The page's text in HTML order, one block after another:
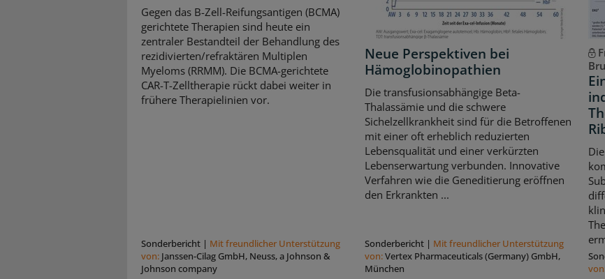
Gegen das B-Zell-Reifungsantigen (BCMA)
gerichtete Therapien sind heute ein
zentraler Bestandteil der Behandlung des
rezidivierten/refraktären Multiplen
Myeloms (RRMM). Die BCMA-gerichtete
CAR-T-Zelltherapie rückt dabei weiter in
frühere Therapielinien vor.
Sonderbericht | Mit freundlicher Unterstützung
von: Janssen-Cilag GmbH, Neuss, a Johnson &
Johnson company
Neue Perspektiven bei
Hämoglobinopathien
Die transfusionsabhängige Beta-
Thalassämie und die schwere
Sichelzellkrankheit sind für die Betroffenen
mit einer oft erheblich reduzierten
Lebensqualität und einer verkürzten
Lebenserwartung verbunden. Innovative
Verfahren wie die Geneditierung eröffnen
den Erkrankten ...
Sonderbericht| Mit freundlicher Unterstützung
von:Vertex Pharmaceuticals (Germany) GmbH,
München